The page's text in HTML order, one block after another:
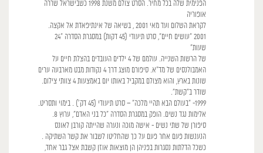
הפנימית שלה בכל מחיר. הסרט צולם משנת 1998 כשבישראל שררה
אופוריה
לקראת השלום ועד מאי 2001 , בשיאה של אינתיפאדת אל אקצה.
2001 "עושים חיים", סרט תיעודי (45 דקות) במסגרת הסדרה "24
שעות"
של הרשות השנייה. עולמם של 4 ילדים העובדים בהצלת חיים על
האמבולנסים של מד"א. סיפורם מוצג דרך 4 נקודות מבט מארבעה ערים
שונות בארץ, והוא מצולם במקביל באותו יום באמצעות 4 צוותי צילום.
שודר ב"קשת".
1999- "בעולם הבא תהיי מלכה" – סרט תיעודי (45 דק') . בימוי ותסריט.
אלימות נגד נשים. הופק במסגרת הסדרה "כל בני האדם", ערוץ 8.
סיפורן של שתי נשים - אישה מוכה ונערה שהייתה קורבן לאונס
הנענשות פעם אחר פעם על כך שהחליטו לשבור את קשר השתיקה .
כשכל הדלתות נסגרות בפניהן הן מוצאות אוזן קשבת אצל גבר אחד,